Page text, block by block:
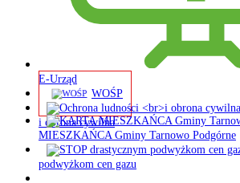
E-Urząd
WOŚP
i obrona cywilna
MIESZKAŃCA Gminy Tarnowo Podgórne
podwyżkom cen gazu